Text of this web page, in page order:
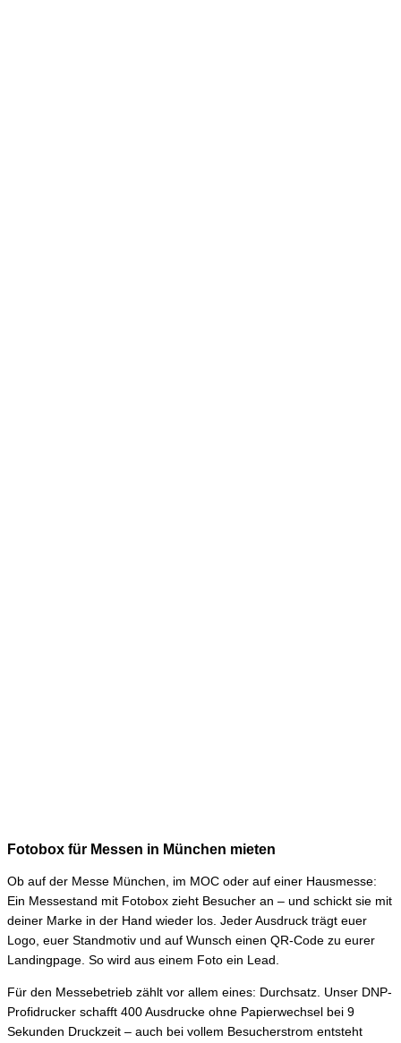
Fotobox für Messen in München mieten
Ob auf der Messe München, im MOC oder auf einer Hausmesse:
Ein Messestand mit Fotobox zieht Besucher an – und schickt sie mit
deiner Marke in der Hand wieder los. Jeder Ausdruck trägt euer
Logo, euer Standmotiv und auf Wunsch einen QR-Code zu eurer
Landingpage. So wird aus einem Foto ein Lead.
Für den Messebetrieb zählt vor allem eines: Durchsatz. Unser DNP-
Profidrucker schafft 400 Ausdrucke ohne Papierwechsel bei 9
Sekunden Druckzeit – auch bei vollem Besucherstrom entsteht